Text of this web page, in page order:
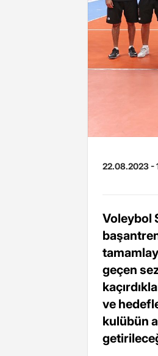
22.08.2023 -
Voleybol
geçen
ve
kulübün